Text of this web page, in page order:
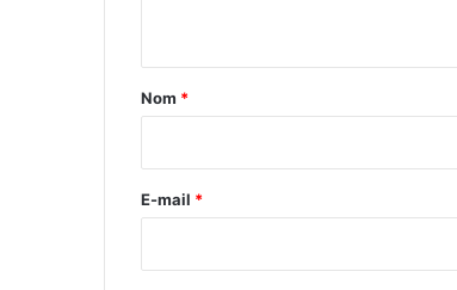
a
e
Nom *
E-mail *